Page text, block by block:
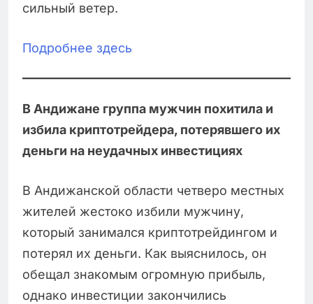
сильный ветер.
Подробнее здесь
В Андижане группа мужчин похитила и
избила криптотрейдера, потерявшего их
деньги на неудачных инвестициях
В Андижанской области четверо местных
жителей жестоко избили мужчину,
который занимался криптотрейдингом и
потерял их деньги. Как выяснилось, он
обещал знакомым огромную прибыль,
однако инвестиции закончились